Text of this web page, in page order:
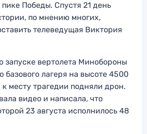
пике Победы. Спустя 21 день
по мнению многих,
телеведущая Виктория
запуске вертолета Минобороны
базового лагеря на высоте 4500
к месту трагедии подняли дрон.
видео и написала, что
23 августа исполнилось 48